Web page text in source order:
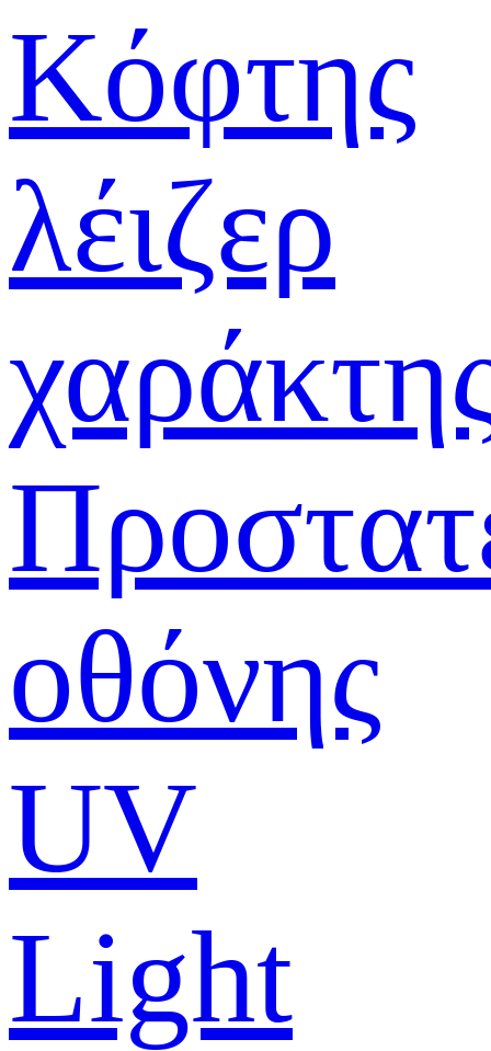
Κόφτης
λέιζερ
οθόνης
UV
Light